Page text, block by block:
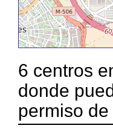
6 centros
donde
permiso